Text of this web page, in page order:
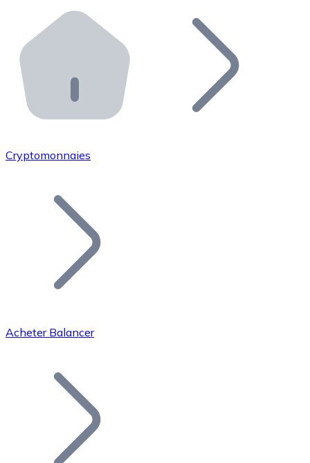
Distributeurs automatiques Bitnovo
Intégrez un ATM Bitnovo dans votre entreprise et
API Bitnovo
Intégrez notre API dans votre écosystème.
Rejoignez notre réseau de distributeurs et
Ajoutez le token de votre projet à notre service
Bitcoin
Cryptomonnaies
Acheter Balancer